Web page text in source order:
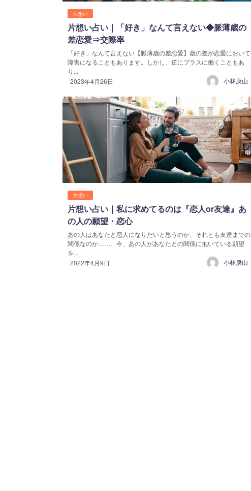
片想い
片想い占い｜「好き」なんて言えない◆脈薄歳の
差恋愛⇒交際率
「好き」なんて言えない【脈薄歳の差恋愛】歳の差が恋愛において
障害になることもあります。しかし、逆にプラスに働くこともあ
り...
2023年4月26日
小林庚山
片想い
片想い占い｜私に求めてるのは『恋人or友達』あ
の人の願望・恋心
あの人はあなたと恋人になりたいと思うのか、それとも友達までの
関係なのか……。今、あの人があなたとの関係に抱いている願望
を...
2022年4月9日
小林庚山